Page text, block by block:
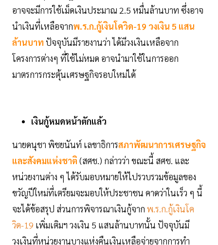
อาจจะมีการใช้เม็ดเงินประมาณ 2.5 หมื่นล้านบาท ซึ่งอาจ
นำเงินที่เหลือจากพ.ร.ก.กู้เงินโควิด-19 วงเงิน 5 แสน
ล้านบาท ปัจจุบันมีรายงานว่า ได้มีวงเงินเหลือจาก
โครงการต่างๆ ที่ใช้ไม่หมด อาจนำมาใช้ในการออก
มาตรการกระตุ้นเศรษฐกิจรอบใหม่ได้
เงินกู้หมดหน้าตักแล้ว
นายดนุชา พิชยนันท์ เลขาธิการสภาพัฒนาการเศรษฐกิจ
และสังคมแห่งชาติ (สศช.) กล่าวว่า ขณะนี้ สศช. และ
หน่วยงานต่าง ๆ ได้รับมอบหมายให้ไปรวบรวมข้อมูลของ
ขวัญปีใหม่ที่เตรียมจะมอบให้ประชาชน คาดว่าในเร็ว ๆ นี้
จะได้ข้อสรุป ส่วนการพิจารณาเงินกู้จาก พ.ร.ก.กู้เงินโค
วิด-19 เพิ่มเติมฯ วงเงิน 5 แสนล้านบาทนั้น ปัจจุบันมี
วงเงินที่หน่วยงานบางแห่งคืนเงินเหลือจ่ายจากการทำ